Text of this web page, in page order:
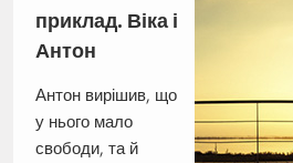
приклад. Віка і
Антон
Антон вирішив, що
у нього мало
свободи, та й